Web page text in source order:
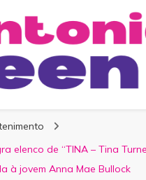
elenco de “TINA – Tina
à jovem Anna Mae Bullock